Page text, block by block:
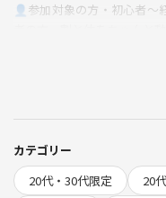
👤参加対象の方・初心者
ー、強すぎるシュートを打
👜必要な持ち物・動きやす
ーズがおすすめですが、普
カテゴリー
20代・30代限定
20